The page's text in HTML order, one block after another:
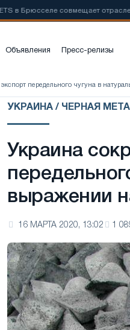
совмещает отраслевые
Объявления Пресс-релизы
передельного чугуна в
УКРАИНА / ЧЕРНАЯ
Украина
выражении
16 МАРТА 2020, 13:02 1